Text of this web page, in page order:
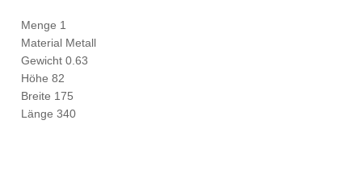
Menge 1
Material Metall
Gewicht 0.63
Höhe 82
Breite 175
Länge 340